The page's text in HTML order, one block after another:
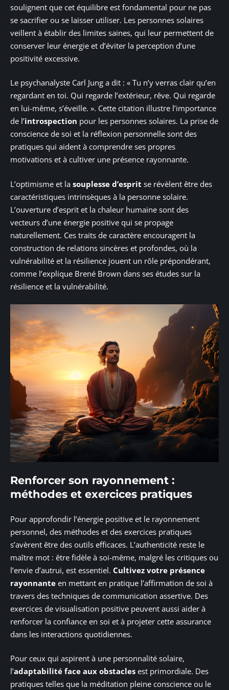
soulignent que cet équilibre est fondamental pour ne pas
se sacrifier ou se laisser utiliser. Les personnes solaires
veillent à établir des limites saines, qui leur permettent de
conserver leur énergie et d’éviter la perception d’une
positivité excessive.
Le psychanalyste Carl Jung a dit : « Tu n’y verras clair qu’en
regardant en toi. Qui regarde l’extérieur, rêve. Qui regarde
en lui-même, s’éveille. ». Cette citation illustre l’importance
de l’introspection pour les personnes solaires. La prise de
conscience de soi et la réflexion personnelle sont des
pratiques qui aident à comprendre ses propres
motivations et à cultiver une présence rayonnante.
L’optimisme et la souplesse d’esprit se révèlent être des
caractéristiques intrinsèques à la personne solaire.
L’ouverture d’esprit et la chaleur humaine sont des
vecteurs d’une énergie positive qui se propage
naturellement. Ces traits de caractère encouragent la
construction de relations sincères et profondes, où la
vulnérabilité et la résilience jouent un rôle prépondérant,
comme l’explique Brené Brown dans ses études sur la
résilience et la vulnérabilité.
Renforcer son rayonnement :
méthodes et exercices pratiques
Pour approfondir l’énergie positive et le rayonnement
personnel, des méthodes et des exercices pratiques
s’avèrent être des outils efficaces. L’authenticité reste le
maître mot : être fidèle à soi-même, malgré les critiques ou
l’envie d’autrui, est essentiel. Cultivez votre présence
rayonnante en mettant en pratique l’affirmation de soi à
travers des techniques de communication assertive. Des
exercices de visualisation positive peuvent aussi aider à
renforcer la confiance en soi et à projeter cette assurance
dans les interactions quotidiennes.
Pour ceux qui aspirent à une personnalité solaire,
l’adaptabilité face aux obstacles est primordiale. Des
pratiques telles que la méditation pleine conscience ou le